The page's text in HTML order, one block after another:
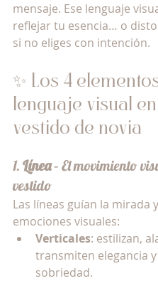
mensaje. Ese lenguaje
reflejar tu esencia… o
si no eliges con intención.
✨ Los 4
lenguaje visual
vestido de novia
1. Línea – El movimiento
vestido
Las líneas guían la mirada
emociones visuales:
Verticales: estilizan,
transmiten elegancia y
sobriedad.